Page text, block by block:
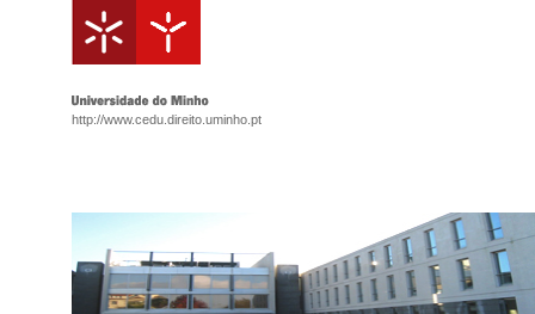
http://www.cedu.direito.uminho.pt